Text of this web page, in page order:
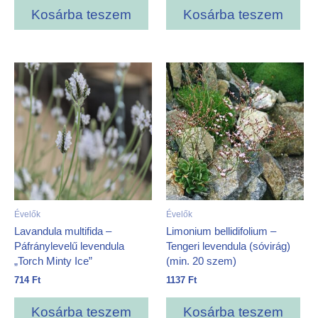
Kosárba teszem Kosárba teszem
Évelők
Lavandula multifida –
Páfránylevelű levendula
„Torch Minty Ice”
714 Ft
Kosárba teszem
Évelők
Limonium bellidifolium –
Tengeri levendula (sóvirág)
(min. 20 szem)
1137 Ft
Kosárba teszem